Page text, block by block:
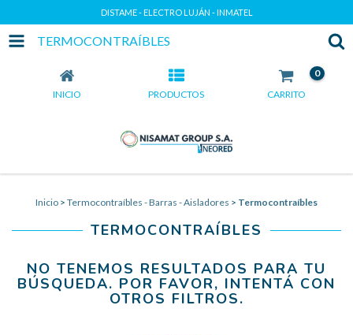
DISTAME - ELECTRO LUJÁN - INMATEL
TERMOCONTRAÍBLES
INICIO PRODUCTOS CARRITO
0
Inicio > Termocontraíbles - Barras - Aisladores > Termocontraíbles
TERMOCONTRAÍBLES
NO TENEMOS RESULTADOS PARA TU
BÚSQUEDA. POR FAVOR, INTENTÁ CON
OTROS FILTROS.